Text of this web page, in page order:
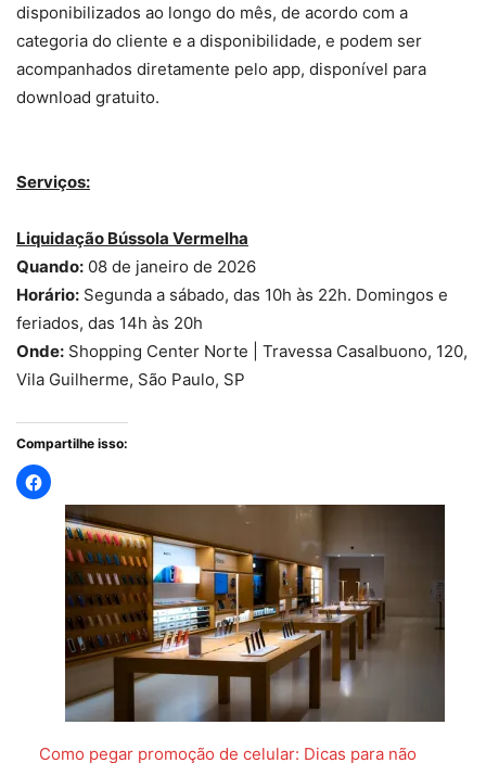
disponibilizados ao longo do mês, de acordo com a
categoria do cliente e a disponibilidade, e podem ser
acompanhados diretamente pelo app, disponível para
download gratuito.
Serviços:
Liquidação Bússola Vermelha
Quando: 08 de janeiro de 2026
Horário: Segunda a sábado, das 10h às 22h. Domingos e
feriados, das 14h às 20h
Onde: Shopping Center Norte | Travessa Casalbuono, 120,
Vila Guilherme, São Paulo, SP
Compartilhe isso:
Como pegar promoção de celular: Dicas para não